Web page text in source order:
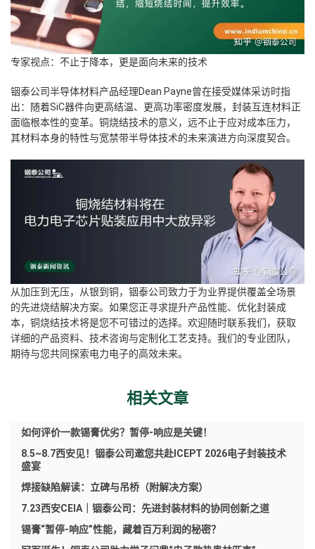
专家视点：不止于降本，更是面向未来的技术
铟泰公司半导体材料产品经理Dean Payne曾在接受媒体采访时指
出：随着SiC器件向更高结温、更高功率密度发展，封装互连材料正
面临根本性的变革。铜烧结技术的意义，远不止于应对成本压力，
其材料本身的特性与宽禁带半导体技术的未来演进方向深度契合。
从加压到无压，从银到铜，铟泰公司致力于为业界提供覆盖全场景
的先进烧结解决方案。如果您正寻求提升产品性能、优化封装成
本，铜烧结技术将是您不可错过的选择。欢迎随时联系我们，获取
详细的产品资料、技术咨询与定制化工艺支持。我们的专业团队，
期待与您共同探索电力电子的高效未来。
相关文章
如何评价一款锡膏优劣？暂停-响应是关键！
8.5~8.7西安见！铟泰公司邀您共赴ICEPT 2026电子封装技术
盛宴
焊接缺陷解读：立碑与吊桥（附解决方案）
7.23西安CEIA｜铟泰公司：先进封装材料的协同创新之道
锡膏“暂停-响应”性能，藏着百万利润的秘密？